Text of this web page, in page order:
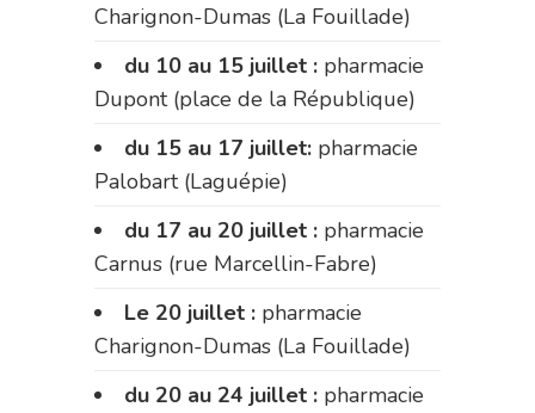
Charignon-Dumas (La Fouillade)
du 10 au 15 juillet : pharmacie
Dupont (place de la République)
du 15 au 17 juillet: pharmacie
Palobart (Laguépie)
du 17 au 20 juillet : pharmacie
Carnus (rue Marcellin-Fabre)
Le 20 juillet : pharmacie
Charignon-Dumas (La Fouillade)
du 20 au 24 juillet : pharmacie